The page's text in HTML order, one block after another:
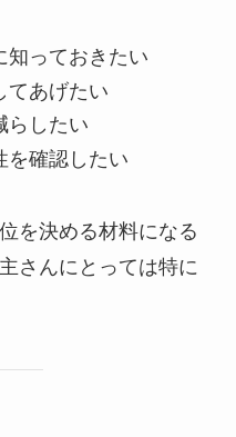
知っておきたい
てあげたい
らしたい
を確認したい
を決める材料になる
さんにとっては特に